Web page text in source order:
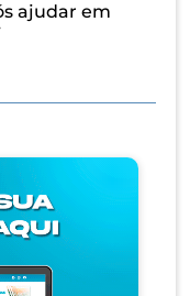
ajudar em